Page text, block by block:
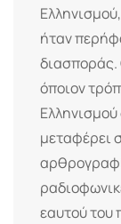
ήταν
διασποράς.
όποιον
μεταφέρει
εαυτού του